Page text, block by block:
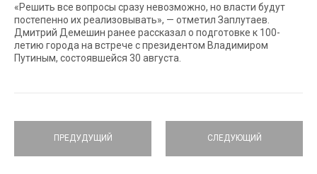
«Решить все вопросы сразу невозможно, но власти будут
постепенно их реализовывать», — отметил Заплутаев.
Дмитрий Демешин ранее рассказал о подготовке к 100-
летию города на встрече с президентом Владимиром
Путиным, состоявшейся 30 августа.
ПРЕДУДУЩИЙ СЛЕДУЮЩИЙ